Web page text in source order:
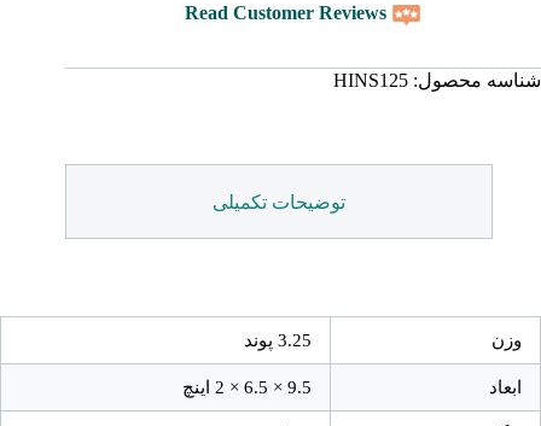
Read Customer Reviews
شناسه محصول: HINS125
توضیحات تکمیلی
وزن 3.25 پوند
ابعاد 9.5 × 6.5 × 2 اینچ